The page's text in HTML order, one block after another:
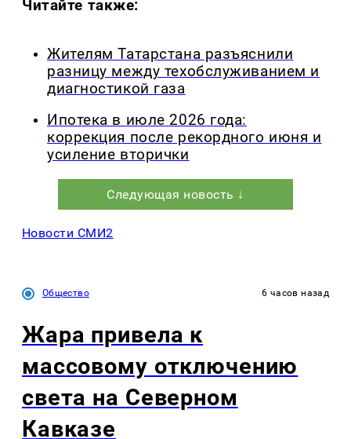
Читайте также:
Жителям Татарстана разъяснили
разницу между техобслуживанием и
диагностикой газа
Ипотека в июле 2026 года:
коррекция после рекордного июня и
усиление вторички
Следующая новость ↓
Новости СМИ2
Общество 6 часов назад
Жара привела к
массовому отключению
света на Северном
Кавказе